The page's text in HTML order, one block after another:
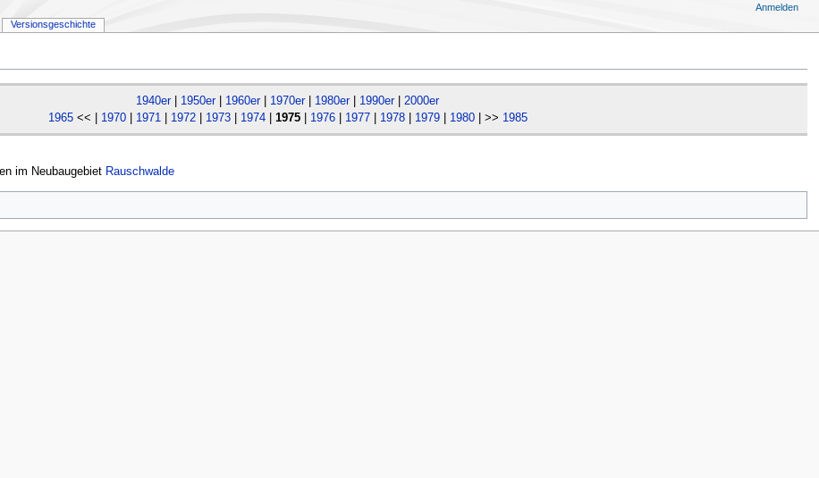
1940er| 1950er| 1960er| 1970er| 1980er| 1990er| 2000er
1965<< | 1970| 1971 1972| 1973| 1974| 1975| 1976| 1977| 1978| 1979| 1980| >> 1985
im Neubaugebiet Rauschwalde
Versionsgeschichte
Anmelden